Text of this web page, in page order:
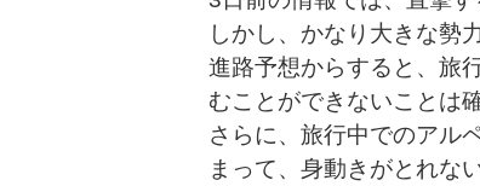
しかし、かなり大きな勢
進路予想からすると、旅
むことができないことは
さらに、旅行中でのアル
まって、身動きがとれな